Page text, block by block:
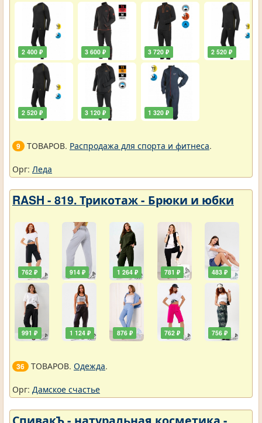
2 400 ₽
2 520 ₽
3 600 ₽
3 120 ₽
3 720 ₽
1 320 ₽
2 520 ₽
9 ТОВАРОВ. Распродажа для спорта и фитнеса.
Орг: Леда
RASH - 819. Трикотаж - Брюки и юбки
762 ₽
991 ₽
914 ₽
1 124 ₽
1 264 ₽
876 ₽
781 ₽
762 ₽
483 ₽
756 ₽
36 ТОВАРОВ. Одежда.
Орг: Дамское счастье